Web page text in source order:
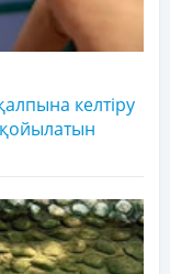
келтіру